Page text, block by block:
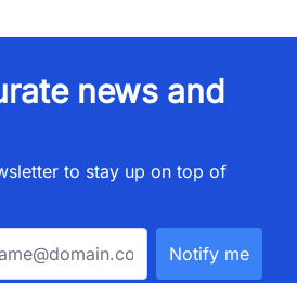
news and
to stay up on top of